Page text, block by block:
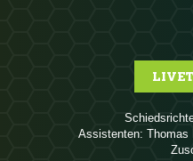
Assistenten: 